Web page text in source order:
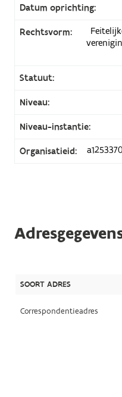
Datum oprichting:
Rechtsvorm:
Statuut:
Niveau:
Niveau-instantie:
Organisatieid:
SOORT ADRES
Correspondentieadres